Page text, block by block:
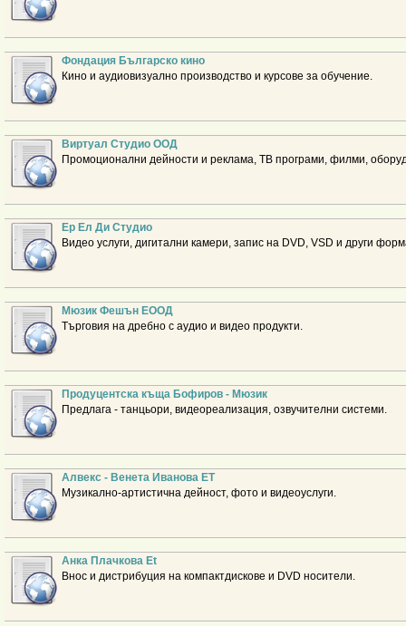
Фондация Българско кино
Кино и аудиовизуално производство и курсове за обучение.
Виртуал Студио ООД
Промоционални дейности и реклама, ТВ програми, филми,
Ер Ел Ди Студио
Видео услуги, дигитални камери, запис на DVD, VSD и други
Мюзик Фешън ЕООД
Търговия на дребно с аудио и видео продукти.
Продуцентска къща Бофиров - Мюзик
Предлага - танцьори, видеореализация, озвучителни системи.
Алвекс - Венета Иванова ЕТ
Музикално-артистична дейност, фото и видеоуслуги.
Анка Плачкова Et
Внос и дистрибуция на компактдискове и DVD носители.